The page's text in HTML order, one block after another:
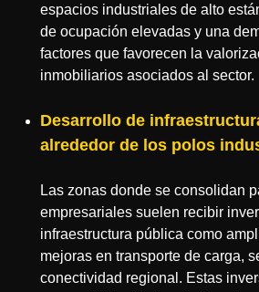
espacios industriales de alto
de ocupación elevadas y una
factores que favorecen la
inmobiliarios asociados al sector.
Desarrollo de
alrededor de los polos
Las zonas donde se consolidan
empresariales suelen recibir
infraestructura pública como
mejoras en transporte de carga,
conectividad regional. Estas